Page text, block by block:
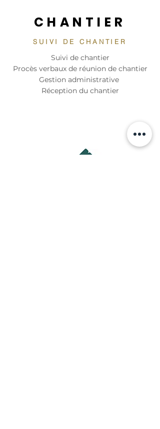
CHANTIER
SUIVI DE CHANTIER
Suivi de chantier
Procès verbaux de réunion de chantier
Gestion administrative
Réception du chantier